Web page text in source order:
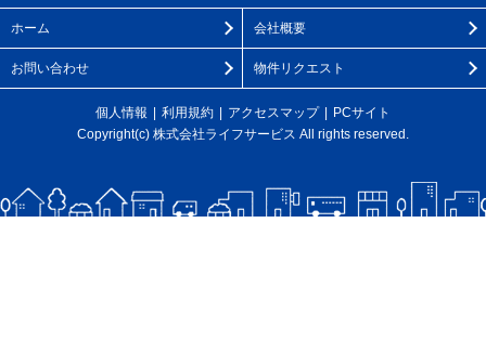
ホーム 会社概要
お問い合わせ 物件リクエスト
個人情報 利用規約 アクセスマップ
PCサイト
Copyright(c) 株式会社ライフサービス All rights reserved.